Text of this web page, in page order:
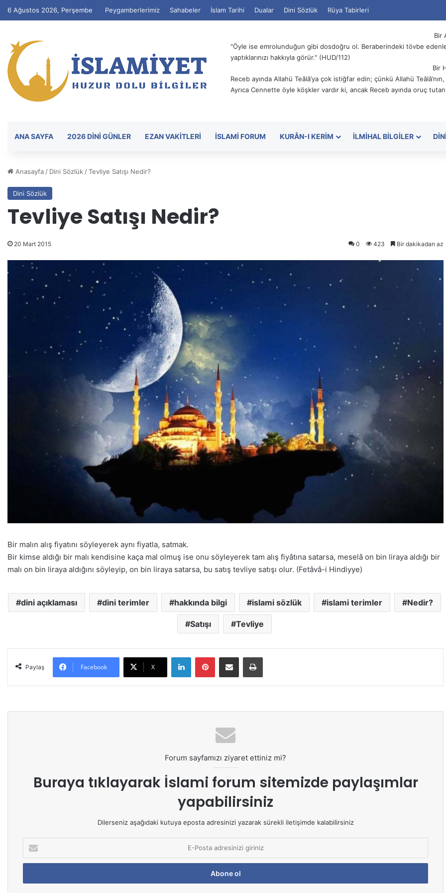
6 Ağustos 2026, Perşembe Peygamberlerimiz Sahabeler İslam Tarihi Dualar Dini Sözlük Rüya Tabirleri
Bir
"Öyle ise emrolunduğun gibi dosdoğru ol. Beraberindeki tövbe
yaptıklarınızı hakkıyla görür." (HUD/112)
Bir
Receb ayında Allahü Teâlâ’ya çok istiğfar edin; çünkü Allahü
Ayrıca Cennette öyle köşkler vardır ki, ancak Receb ayında oruç
ANA SAYFA 2026 DİNİ GÜNLER EZAN VAKITLERI İSLAMI FORUM KURÂN-I KERIM İLMIHAL BILGILER
Anasayfa / Dini Sözlük /Tevliye Satışı Nedir?
Dini Sözlük
Tevliye Satışı Nedir?
20 Mart 2015 0 423 Bir dakikadan az
Bir malın alış fiyatını söyleyerek aynı fiyatla, satmak.
Bir kimse aldığı bir malı kendisine kaça mal olmuş ise onu söyleyerek tam alış fiyâtına satarsa, meselâ on bin liraya aldığı bir
malı on bin liraya aldığını söyleyip, on bin liraya satarsa, bu satış tevliye satışı olur. (Fetâvâ-i Hindiyye)
dini açıklaması dini terimler hakkında bilgi islami sözlük islami terimler Nedir?
Satışı Tevliye
Paylaş Facebook X
Forum sayfamızı ziyaret ettiniz mi?
Buraya tıklayarak İslami forum sitemizde paylaşımlar
yapabilirsiniz
Dilerseniz aşağıdaki kutuya eposta adresinizi yazarak sürekli iletişimde kalabilirsiniz
P
s